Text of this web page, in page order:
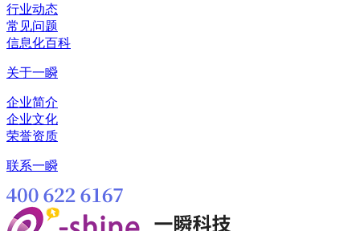
行业动态
常见问题
信息化百科
关于一瞬
企业简介
企业文化
荣誉资质
联系一瞬